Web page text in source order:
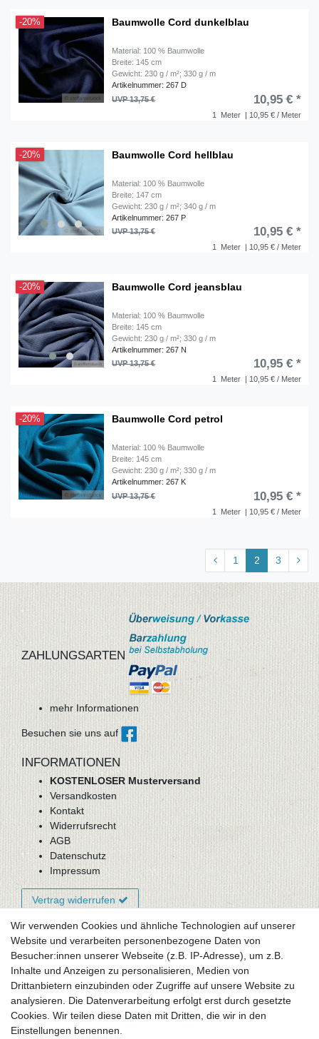
-20% Baumwolle Cord dunkelblau
Material: 100 % Baumwolle
Breite: 145 cm
Gewicht: 230 g / m²; 330 g / m
Artikelnummer: 267 D
1 Meter | 10,95 € / Meter
UVP 13,75 € 10,95 € *
-20% Baumwolle Cord hellblau
Material: 100 % Baumwolle
Breite: 147 cm
Gewicht: 230 g / m²; 340 g / m
Artikelnummer: 267 P
1 Meter | 10,95 € / Meter
UVP 13,75 € 10,95 € *
-20% Baumwolle Cord jeansblau
Material: 100 % Baumwolle
Breite: 145 cm
Gewicht: 230 g / m²; 330 g / m
Artikelnummer: 267 N
1 Meter | 10,95 € / Meter
UVP 13,75 € 10,95 € *
-20% Baumwolle Cord petrol
Material: 100 % Baumwolle
Breite: 145 cm
Gewicht: 230 g / m²; 330 g / m
Artikelnummer: 267 K
1 Meter | 10,95 € / Meter
UVP 13,75 € 10,95 € *
1 2 3
ZAHLUNGSARTEN
mehr Informationen
Besuchen sie uns auf
INFORMATIONEN
KOSTENLOSER Musterversand
Versandkosten
Kontakt
Widerrufsrecht
AGB
Datenschutz
Impressum
Vertrag widerrufen
Newsletter-Anmeldung
FAQ / Fragen
Mein Warenkorb
Mein Merkzettel
Mein Konto
Wir verwenden Cookies und ähnliche Technologien auf unserer
Website und verarbeiten personenbezogene Daten von
Besucher:innen unserer Webseite (z.B. IP-Adresse), um z.B.
Inhalte und Anzeigen zu personalisieren, Medien von
Drittanbietern einzubinden oder Zugriffe auf unsere Website zu
analysieren. Die Datenverarbeitung erfolgt erst durch gesetzte
Cookies. Wir teilen diese Daten mit Dritten, die wir in den
Einstellungen benennen.